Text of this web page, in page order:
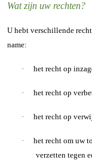
Wat zijn uw rechten?
U hebt verschillende
name:
· het recht op
· het recht op
· het recht op
·
het recht om uw
verzetten tegen